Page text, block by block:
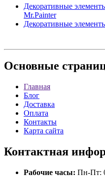
Декоративные
Mr.Painter
Декоративные
Основные
Главная
Блог
Доставка
Оплата
Контакты
Карта сайта
Контактная
Рабочие часы: Пн-Пт: